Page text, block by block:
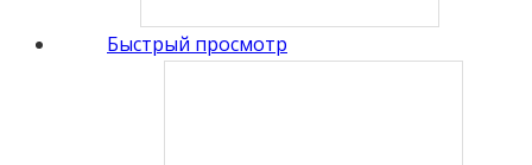
Быстрый просмотр